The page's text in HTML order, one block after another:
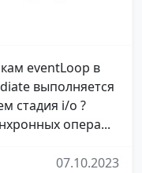
eventLoop в
выполняется
стадия i/o ?
опера...
07.10.2023